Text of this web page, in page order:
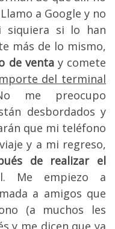
a Google y no
siquiera si lo han
más de lo mismo,
de ventay comete
del terminal
me preocupo
desbordados y
que mi teléfono
y a mi regreso,
de realizar el
Me empiezo a
a amigos que
(a muchos les
y me dicen que ya